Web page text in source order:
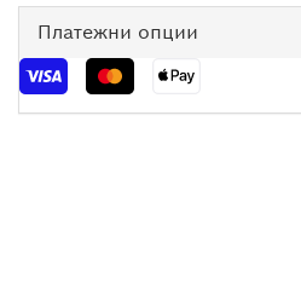
Платежни опции